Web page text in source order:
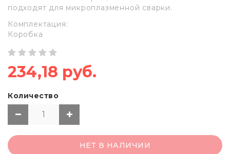
подходят для микроплазменной сварки.
Комплектация:
Коробка
234,18 руб.
Количество
НЕТ В НАЛИЧИИ